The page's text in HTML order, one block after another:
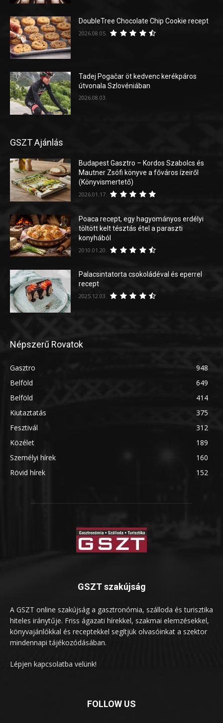
DoubleTree Chocolate Chip Cookie recept
2026.08.05.
Tadej Pogačar öt kedvenc kerékpáros
útvonala Szlovéniában
2026.08.03.
GSZT Ajánlás
Budapest Gasztro – Kordos Szabolcs és
Mautner Zsófi könyve a főváros ízeiről
(Könyvismertető)
2026.01.17.
Poaca recept, egy hagyományos erdélyi
töltött kelt tésztás étel a paraszti
konyhából
2010.01.20.
Palacsintatorta csokoládéval és eperrel
recept
2025.12.03.
Népszerű Rovatok
Gasztro
948
Belföld
649
Belföld
414
Kiutaztatás
375
Fesztivál
312
Közélet
189
Személyi hírek
160
Rövid hírek
152
GSZT szakújság
A GSZT online szakújság a gasztronómia, szálloda és turisztika
hiteles iránytűje. Friss ágazati hírekkel, szakmai elemzésekkel,
könyvajánlókkal és receptekkel segítjük olvasóinkat a szektor
mindennapi tájékozódásában.
Lépjen kapcsolatba velünk!
FOLLOW US